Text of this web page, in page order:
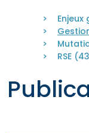
RSE